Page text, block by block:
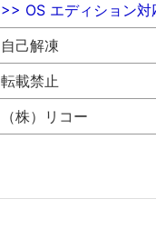
>> OS エディション対
自己解凍
転載禁止
（株）リコー